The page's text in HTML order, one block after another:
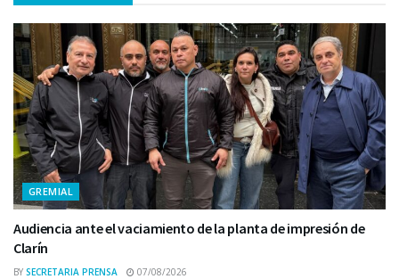
GREMIAL
Audiencia ante el vaciamiento de la planta de impresión de
Clarín
BY SECRETARIA PRENSA 07/08/2026